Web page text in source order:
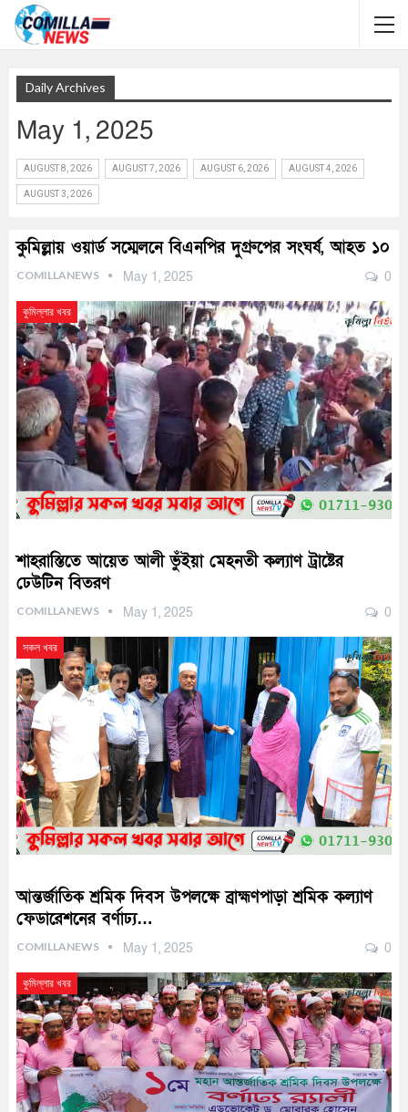
Daily Archives
May 1, 2025
AUGUST 8, 2026 AUGUST 7, 2026 AUGUST 6, 2026 AUGUST 4, 2026
AUGUST 3, 2026
কুমিল্লায় ওয়ার্ড সম্মেলনে বিএনপির দুগ্রুপের সংঘর্ষ, আহত ১০
COMILLANEWS May 1, 2025 0
কুমিল্লার খবর
শাহরাস্তিতে আয়েত আলী ভুঁইয়া মেহনতী কল্যাণ ট্রাষ্টের
ঢেউটিন বিতরণ
COMILLANEWS May 1, 2025 0
সকল খবর
আন্তর্জাতিক শ্রমিক দিবস উপলক্ষে ব্রাহ্মণপাড়া শ্রমিক কল্যাণ
ফেডারেশনের বর্ণাঢ্য…
COMILLANEWS May 1, 2025 0
কুমিল্লার খবর